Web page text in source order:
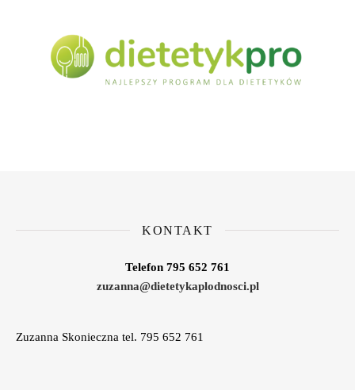
KONTAKT
Telefon 795 652 761
zuzanna@dietetykaplodnosci.pl
Zuzanna Skonieczna tel. 795 652 761